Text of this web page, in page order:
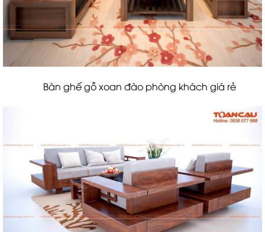
Bàn ghế gỗ xoan đào phòng khách giá rẻ